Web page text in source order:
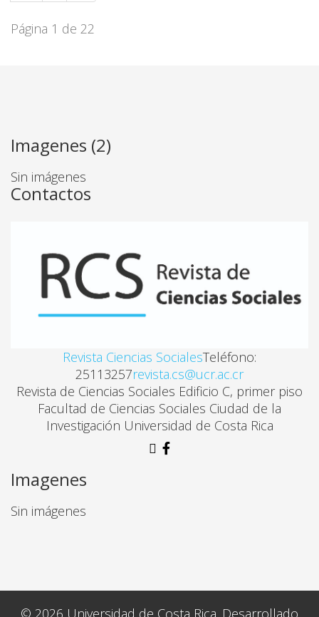
Página 1 de 22
Imagenes (2)
Sin imágenes
Contactos
Revista Ciencias SocialesTeléfono:
25113257revista.cs@ucr.ac.cr
Revista de Ciencias Sociales Edificio C, primer piso
Facultad de Ciencias Sociales Ciudad de la
Investigación Universidad de Costa Rica
Imagenes
Sin imágenes
© 2026 Universidad de Costa Rica. Desarrollado